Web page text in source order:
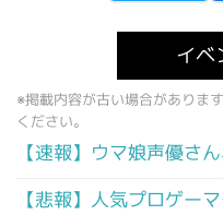
イベ
※掲載内容が古い場合がありま
ください。
【速報】ウマ娘声優さ
【悲報】人気プロゲー